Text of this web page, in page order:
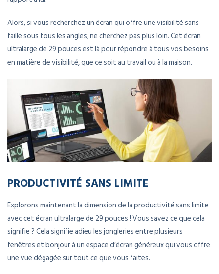
Alors, si vous recherchez un écran qui offre une visibilité sans
faille sous tous les angles, ne cherchez pas plus loin. Cet écran
ultralarge de 29 pouces est là pour répondre à tous vos besoins
en matière de visibilité, que ce soit au travail ou à la maison.
PRODUCTIVITÉ SANS LIMITE
Explorons maintenant la dimension de la productivité sans limite
avec cet écran ultralarge de 29 pouces ! Vous savez ce que cela
signifie ? Cela signifie adieu les jongleries entre plusieurs
fenêtres et bonjour à un espace d’écran généreux qui vous offre
une vue dégagée sur tout ce que vous faites.